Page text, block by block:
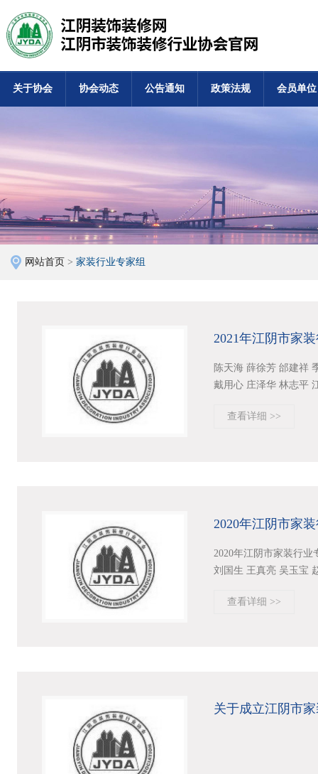
关于协会 协会动态 公告通知 政策法规 会员单位
网站首页 > 家装行业专家组
2021年江阴市家
陈天海 薛徐芳 邰建祥
戴用心 庄泽华 林志平
查看详细 >>
2020年江阴市家
2020年江阴市家装行
刘国生 王真亮 吴玉宝
查看详细 >>
关于成立江阴市